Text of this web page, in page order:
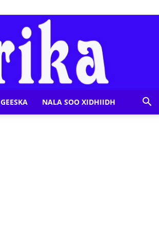
NALA SOO XIDHIIDH